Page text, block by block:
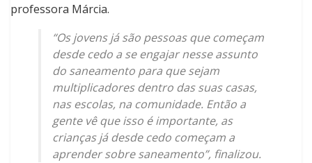
professora Márcia.
“Os jovens já são pessoas que começam
desde cedo a se engajar nesse assunto
do saneamento para que sejam
multiplicadores dentro das suas casas,
nas escolas, na comunidade. Então a
gente vê que isso é importante, as
crianças já desde cedo começam a
aprender sobre saneamento”, finalizou.